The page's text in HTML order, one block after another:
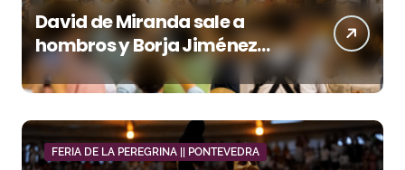
David de Miranda sale a
hombros y Borja Jiménez
firma la faena de mayor
impacto en El Puerto
FERIA DE LA PEREGRINA || PONTEVEDRA